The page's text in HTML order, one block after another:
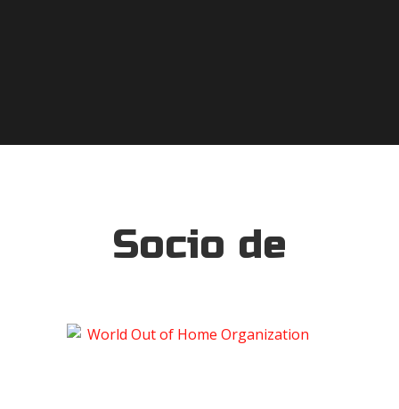
Socio de